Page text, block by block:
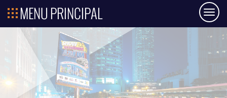
MENU PRINCIPAL